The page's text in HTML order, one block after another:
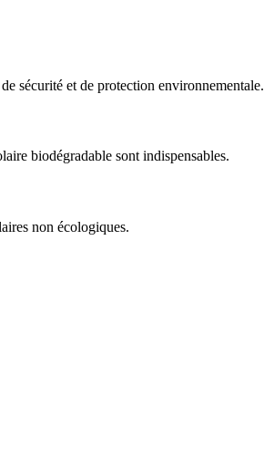
sécurité et de protection environnementale.
biodégradable sont indispensables.
non écologiques.